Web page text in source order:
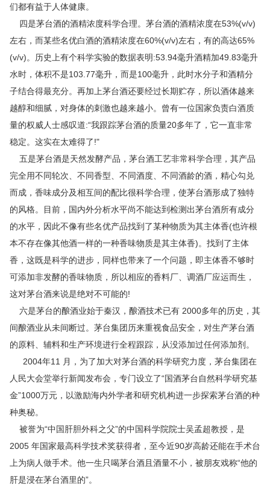
们都有益于人体健康。
四是茅台酒的酒精浓度科学合理。茅台酒的酒精浓度在53%(v/v)
左右，而某些名优白酒的酒精浓度在60%(v/v)左右，有的高达65%
(v/v)。历史上有个科学实验的数据表明:53.94毫升酒精加49.83毫升
水时，体积不是103.77毫升，而是100毫升，此时水分子和酒精分
子结合得最充分。再加上茅台酒还要经过长期贮存，所以酒体越来
越醇和细腻，对身体的刺激也越来越小。曾有一位国家负责白酒质
量的权威人士感叹道:“我跟踪茅台酒的质量20多年了，它一直非常
稳定。这实在太难得了!"
五是茅台酒是天然发酵产品，茅台酒工艺非常科学合理，其产品
完全用不同轮次、不同香型、不同酒度、不同酒龄的酒，精心勾兑
而成，香味成分及相互间的配比很科学合理，使茅台酒形成了独特
的风格。目前，国内外分析水平尚不能达到检测出茅台酒所有成分
的水平，因此不像有些名优产品找到了某种物质为其主体香(也许根
本不存在像其他酒一样的一种香味物质是其主体香)。找到了主体
香，这既是科学的进步，同样也带来了一个问题，即主体香不够时
可添加非发酵的香味物质，所以相应的香料厂、调酒厂应运而生，
这对茅台酒来说是绝对不可能的!
六是茅台的酿酒业始于秦汉，酿酒技术已有 2000多年的历史，其
间酿酒业从未间断过。茅台集团历来重视食品安全，对生产茅台酒
的原料、辅料和生产环境进行全程跟踪，从没添加过任何添加剂。
2004年11 月，为了加大对茅台酒的科学研究力度，茅台集团在
人民大会堂举行新闻发布会，专门设立了“国酒茅台自然科学研究基
金”1000万元，以激励海内外学者和研究机构进一步探索茅台酒的种
种奥秘。
被誉为“中国肝胆外科之父”的中国科学院院士吴孟超教授，是
2005 年国家最高科学技术奖获得者，至今近90岁高龄还能在手术台
上为病人做手术。他一生只喝茅台酒且酒量不小，被朋友戏称“他的
肝是浸在茅台酒里的”。